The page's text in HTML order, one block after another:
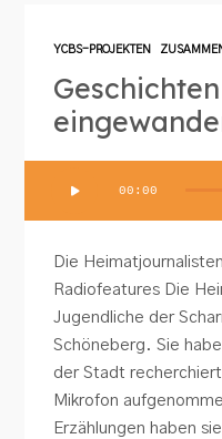
YCBS-PROJEKTEN
Geschichten
00:00
Die
Radiofeatures Die
Jugendliche der
Schöneberg. Sie
der Stadt
Mikrofon
Erzählungen haben